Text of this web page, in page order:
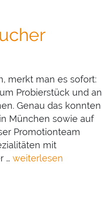
merkt man es sofort:
Probierstück und an
Genau das konnten
München sowie auf
Promotionteam
mit
… weiterlesen